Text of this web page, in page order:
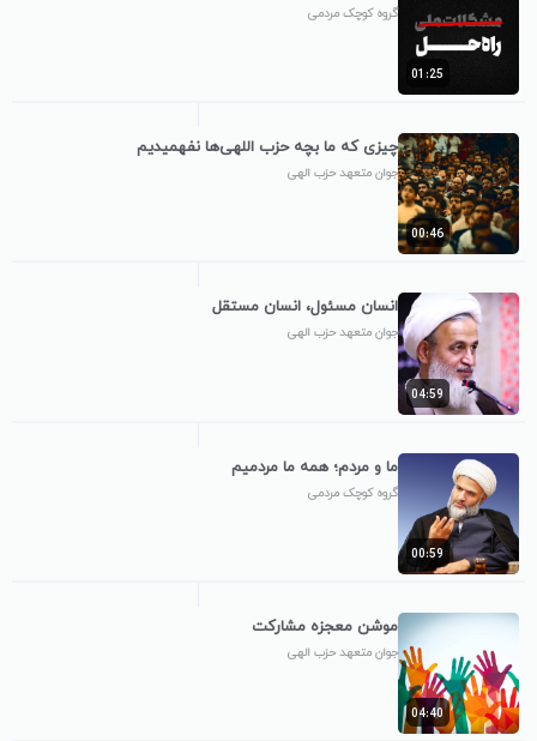
01:25
گروه کوچک مردمی
00:46
چیزی که ما بچه حزب اللهی‌ها نفهمیدیم
جوان متعهد حزب الهی
04:59
انسان مسئول، انسان مستقل
جوان متعهد حزب الهی
00:59
ما و مردم؛ همه ما مردمیم
گروه کوچک مردمی
04:40
موشن معجزه مشارکت
جوان متعهد حزب الهی